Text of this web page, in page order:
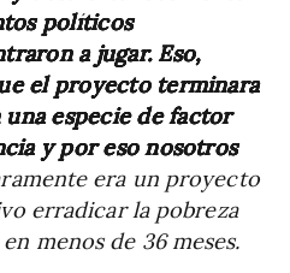
políticos
a jugar. Eso,
el proyecto terminara
especie de factor
y por eso nosotros
era un proyecto
erradicar la pobreza
menos de 36 meses.